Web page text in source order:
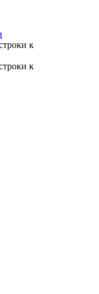
к
к